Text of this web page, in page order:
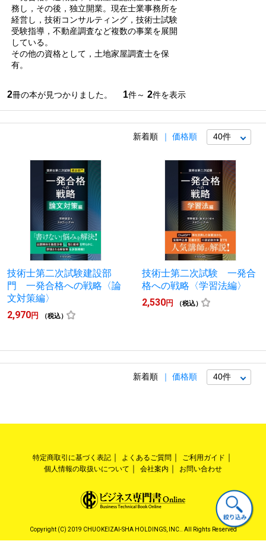
務し，その後，独立開業。現在士業事務所を
経営し，技術コンサルティング，技術士試験
受験指導，不動産調査など複数の事業を展開
している。
その他の資格として，土地家屋調査士を保
有。
2冊の本が見つかりました。 1件～ 2件を表示
新着順 価格順
技術士第二次試験建設部
門 一発合格への戦略〈論
文対策編〉
2,970円 （税込）
技術士第二次試験 一発合
格への戦略〈学習法編〉
2,530円 （税込）
新着順 価格順
特定商取引に基づく表記 よくあるご質問
ご利用ガイド
個人情報の取扱いについて
会社案内 お問い合わせ
Copyright (C) 2019 CHUOKEIZAI-SHA HOLDINGS, INC.. All Rights Reserved